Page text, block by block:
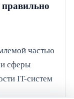
частью
и сферы
IT-систем